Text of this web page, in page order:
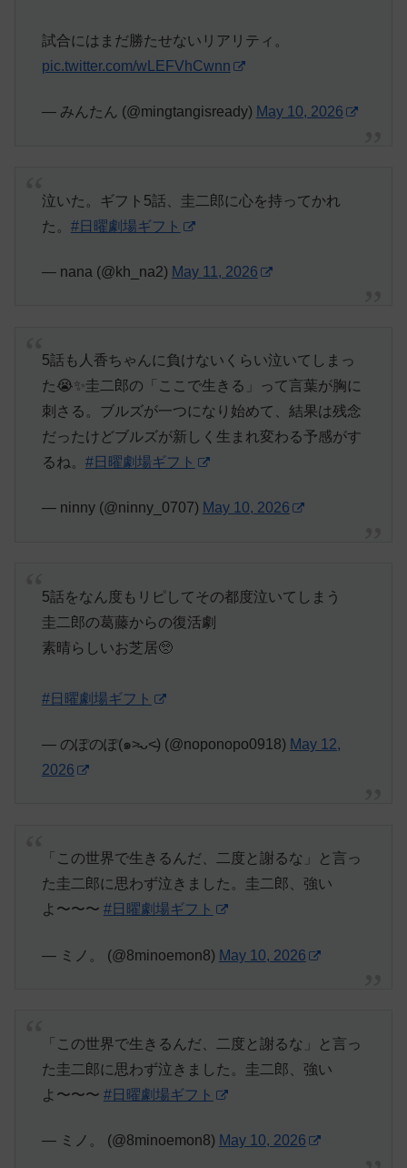
試合にはまだ勝たせないリアリティ。
pic.twitter.com/wLEFVhCwnn
— みんたん (@mingtangisready) May 10, 2026
泣いた。ギフト5話、圭二郎に心を持ってかれ
た。 #日曜劇場ギフト
— nana (@kh_na2) May 11, 2026
5話も人香ちゃんに負けないくらい泣いてしまっ
た😭✨圭二郎の「ここで生きる」って言葉が胸に
刺さる。ブルズが一つになり始めて、結果は残念
だったけどブルズが新しく生まれ変わる予感がす
るね。 #日曜劇場ギフト
— ninny (@ninny_0707) May 10, 2026
5話をなん度もリピしてその都度泣いてしまう
圭二郎の葛藤からの復活劇
素晴らしいお芝居🥺
#日曜劇場ギフト
— のぽのぽ(๑˃̵ᴗ˂̵) (@noponopo0918) May 12,
2026
「この世界で生きるんだ、二度と謝るな」と言っ
た圭二郎に思わず泣きました。圭二郎、強い
よ〜〜〜 #日曜劇場ギフト
— ミノ。 (@8minoemon8) May 10, 2026
「この世界で生きるんだ、二度と謝るな」と言っ
た圭二郎に思わず泣きました。圭二郎、強い
よ〜〜〜 #日曜劇場ギフト
— ミノ。 (@8minoemon8) May 10, 2026